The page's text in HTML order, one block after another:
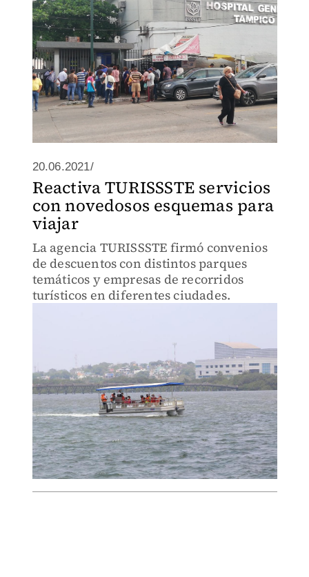
20.06.2021/
Reactiva TURISSSTE servicios
con novedosos esquemas para
viajar
La agencia TURISSSTE firmó convenios
de descuentos con distintos parques
temáticos y empresas de recorridos
turísticos en diferentes ciudades.